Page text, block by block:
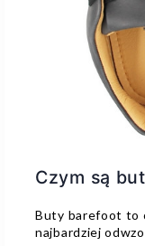
Czym są
Buty barefoot to
najbardziej